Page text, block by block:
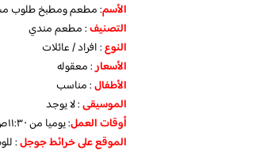
الأسم: مطعم ومطبخ طلوب
التصنيف: مطعم مندي
النوع: افراد / عائلات
الأسعار: معقوله
الأطفال: مناسب
الموسيقى: لا يوجد
أوقات العمل: يوميا من ١١:٣٠ص–١١:٠٠م
الموقععلى خرائط جوجل: